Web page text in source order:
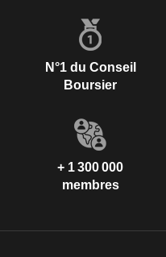
N°1 du Conseil
Boursier
+ 1 300 000
membres